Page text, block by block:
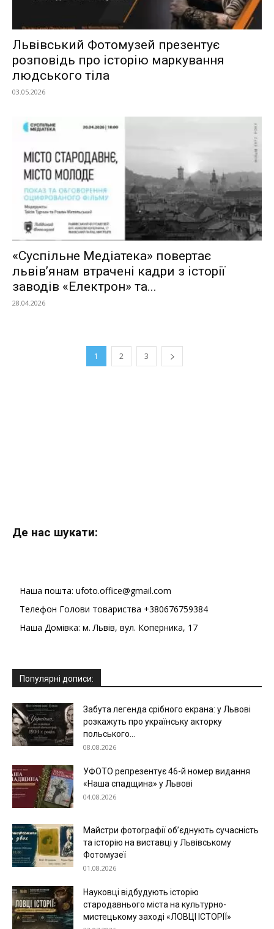
Львівський Фотомузей презентує
розповідь про історію маркування
людського тіла
03.05.2026
«Суспільне Медіатека» повертає
львів’янам втрачені кадри з історії
заводів «Електрон» та...
28.04.2026
1 2 3
Де нас шукати:
Наша пошта: ufoto.office@gmail.com
Телефон Голови товариства +380676759384
Наша Домівка: м. Львів, вул. Коперника, 17
Популярні дописи:
Забута легенда срібного екрана: у Львові
розкажуть про українську акторку
польського...
08.08.2026
УФОТО репрезентує 46-й номер видання
«Наша спадщина» у Львові
04.08.2026
Майстри фотографії об’єднують сучасність
та історію на виставці у Львівському
Фотомузеї
01.08.2026
Науковці відбудують історію
стародавнього міста на культурно-
мистецькому заході «ЛОВЦІ ІСТОРІЇ»